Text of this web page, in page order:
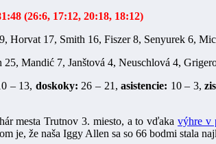
(26:6, 17:12, 20:18, 18:12)
Horvat 17, Smith 16, Fiszer 8, Senyurek 6,
25, Mandić 7, Janštová 4, Neuschlová 4,
– 13, doskoky: 26 – 21,asistencie: 10 – 3,
mesta Trutnov 3. miesto, a to vďakavýhre v
je, že naša Iggy Allen sa so 66 bodmi stala